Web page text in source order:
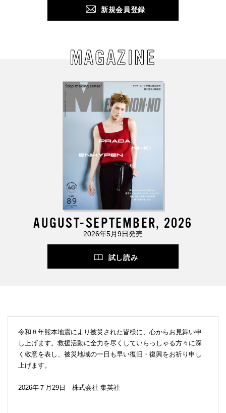
新規会員登録
MAGAZINE
AUGUST-SEPTEMBER, 2026
2026年5月9日発売
試し読み
令和８年熊本地震により被災された皆様に、心からお見舞い申
し上げます。救援活動に全力を尽くしていらっしゃる方々に深
く敬意を表し、被災地域の一日も早い復旧・復興をお祈り申し
上げます。
2026年７月29日 株式会社 集英社